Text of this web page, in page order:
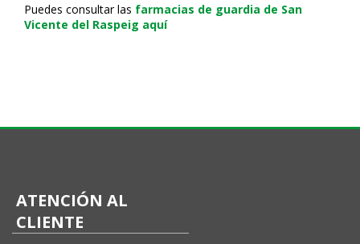
Puedes consultar las farmacias de guardia de San
Vicente del Raspeig aquí
ATENCIÓN AL
CLIENTE